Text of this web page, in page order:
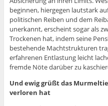
beginnen, hiergegen lautstark
politischen Reiben und dem
unerkannt, erscheint sogar als
Trockenen hat, indem seine
bestehende Machtstrukturen
erfahrenen Entlastung leicht
fremde Nöte darüber zu
Und ewig grüßt das
verloren hat